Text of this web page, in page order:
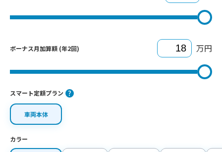
ボーナス月加算額 (年2回) 万円
スマート定額プラン
車両本体
カラー